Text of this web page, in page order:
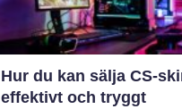
Hur du kan sälja CS-
effektivt och tryggt